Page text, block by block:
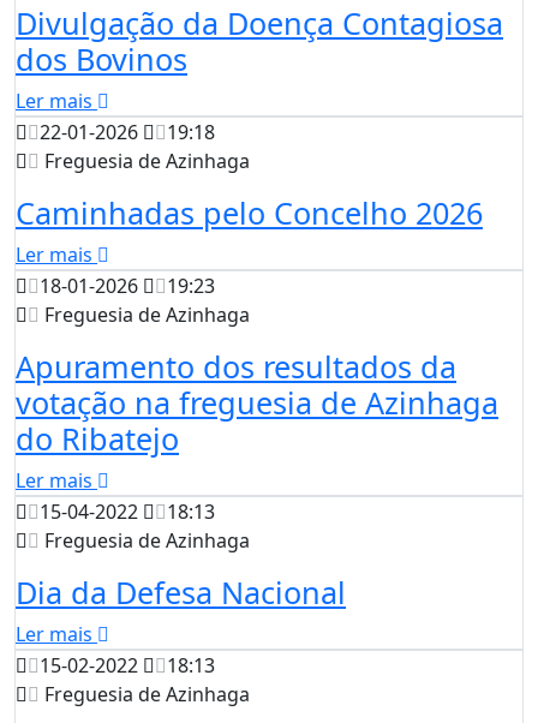
Divulgação da Doença Contagiosa
dos Bovinos
Ler mais
22-01-2026
19:18
Freguesia de Azinhaga
Caminhadas pelo Concelho 2026
Ler mais
18-01-2026
19:23
Freguesia de Azinhaga
Apuramento dos resultados da
votação na freguesia de Azinhaga
do Ribatejo
Ler mais
15-04-2022
18:13
Freguesia de Azinhaga
Dia da Defesa Nacional
Ler mais
15-02-2022
18:13
Freguesia de Azinhaga